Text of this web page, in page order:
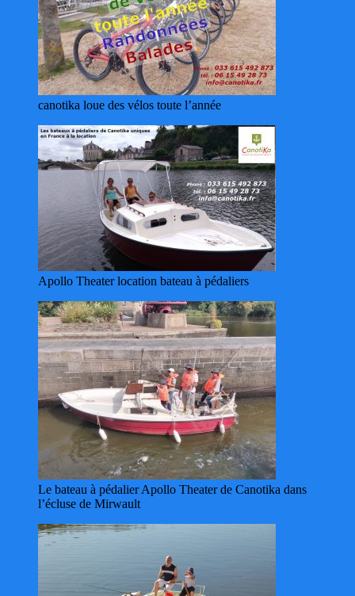
canotika loue des vélos toute l’année
Apollo Theater location bateau à pédaliers
Le bateau à pédalier Apollo Theater de Canotika dans
l’écluse de Mirwault